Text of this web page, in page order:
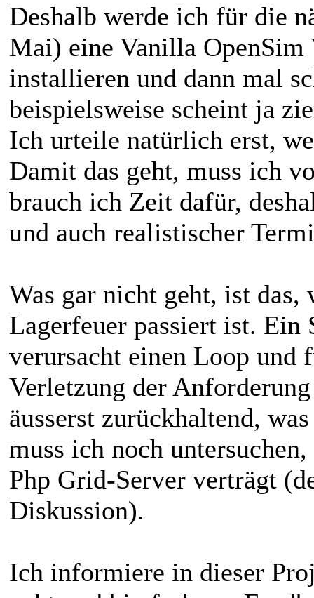
Deshalb werde ich für die
Mai) eine Vanilla OpenSim
installieren und dann mal
beispielsweise scheint ja
Ich urteile natürlich erst,
Damit das geht, muss ich
brauch ich Zeit dafür,
und auch realistischer
Was gar nicht geht, ist das,
Lagerfeuer passiert ist. Ein
verursacht einen Loop
Verletzung der
äusserst zurückhaltend,
muss ich noch
Php Grid-Server verträgt
Diskussion).
Ich informiere in dieser